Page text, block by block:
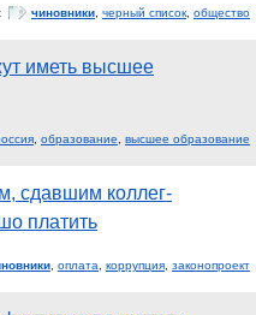
чиновники черный список общество
иметь высшее
образование высшее образование
сдавшим коллег-
платить
оплата коррупция законопроект